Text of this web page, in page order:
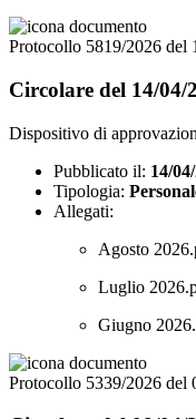
Protocollo 5819/2026 del
Circolare del 14/04/
Dispositivo di
Pubblicato il: 14/
Tipologia:
Allegati:
Agosto
Luglio
Giugno
Protocollo 5339/2026 del